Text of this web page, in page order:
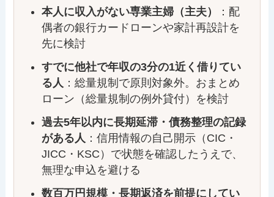
本人に収入がない専業主婦（主夫）
：配
偶者の銀行カードローンや家計再設計を
先に検討
すでに他社で年収の3分の1近く借りてい
る人 ：総量規制で原則対象外。おまとめ
ローン（総量規制の例外貸付）を検討
過去5年以内に長期延滞・債務整理の記録
がある人 ：信用情報の自己開示（CIC・
JICC・KSC）で状態を確認したうえで、
無理な申込を避ける
数百万円規模・長期返済を前提にしてい